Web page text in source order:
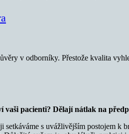
v odborníky. Přestože kvalita
pacienti? Dělají nátlak na
setkáváme s uvážlivějším postojem